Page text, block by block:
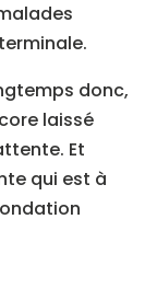
donc,
laissé
Et
qui est à